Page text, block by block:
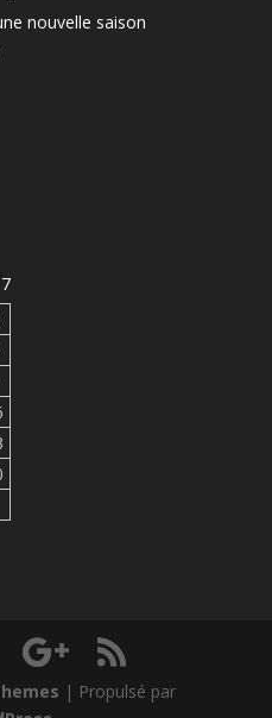
nouvelle saison
7
| Propulsé par